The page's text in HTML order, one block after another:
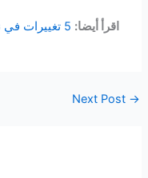
اقرأ أيضا:
5 تغييرات
Next Post →